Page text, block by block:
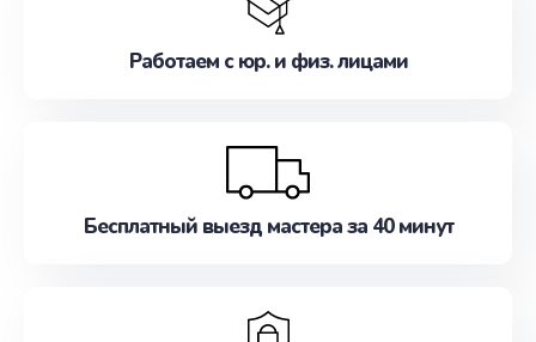
Работаем с юр. и физ. лицами
Бесплатный выезд мастера за 40 минут